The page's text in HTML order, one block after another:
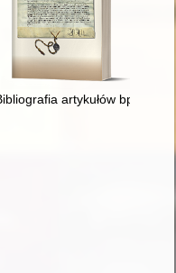
pocztówki
artykułów bpa